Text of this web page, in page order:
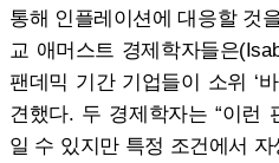
통해 인플레이션에 대응할 것
교 애머스트 경제학자들은
팬데믹 기간 기업들이 소위 ‘
견했다. 두 경제학자는 “이런
일 수 있지만 특정 조건에서